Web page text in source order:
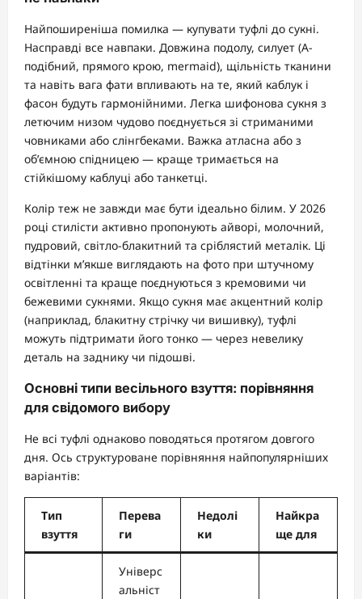
Найпоширеніша помилка — купувати туфлі до сукні.
Насправді все навпаки. Довжина подолу, силует (А-
подібний, прямого крою, mermaid), щільність тканини
та навіть вага фати впливають на те, який каблук і
фасон будуть гармонійними. Легка шифонова сукня з
летючим низом чудово поєднується зі стриманими
човниками або слінгбеками. Важка атласна або з
об’ємною спідницею — краще тримається на
стійкішому каблуці або танкетці.
Колір теж не завжди має бути ідеально білим. У 2026
році стилісти активно пропонують айворі, молочний,
пудровий, світло-блакитний та сріблястий металік. Ці
відтінки м’якше виглядають на фото при штучному
освітленні та краще поєднуються з кремовими чи
бежевими сукнями. Якщо сукня має акцентний колір
(наприклад, блакитну стрічку чи вишивку), туфлі
можуть підтримати його тонко — через невелику
деталь на заднику чи підошві.
Основні типи весільного взуття: порівняння
для свідомого вибору
Не всі туфлі однаково поводяться протягом довгого
дня. Ось структуроване порівняння найпопулярніших
варіантів:
Тип
взуття
Перева
ги
Недолі
ки
Найкра
ще для
Універс
альніст